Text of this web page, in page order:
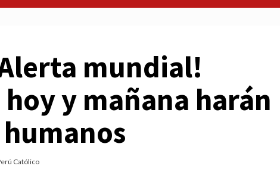
Alerta mundial!
y mañana harán
Católico